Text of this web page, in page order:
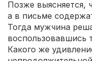
Позже выясняется,
а в письме
Тогда мужчина
Какого же